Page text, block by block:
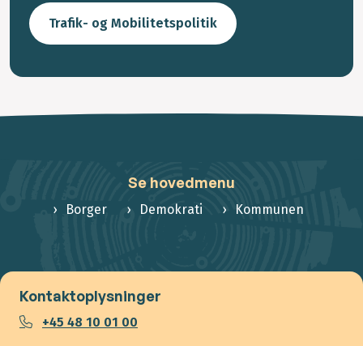
Trafik- og Mobilitetspolitik
Se hovedmenu
Borger Demokrati Kommunen
Kontaktoplysninger
+45 48 10 01 00